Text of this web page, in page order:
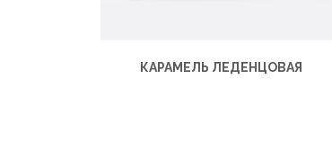
КАРАМЕЛЬ ЛЕДЕНЦОВАЯ